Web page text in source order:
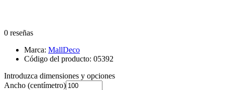
0 reseñas
Marca: MallDeco
Código del producto: 05392
Introduzca dimensiones y opciones
Ancho (centímetro)